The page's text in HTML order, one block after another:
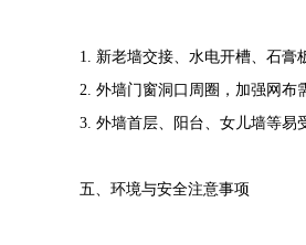
1. 新老墙交接、水电开槽、石膏
2. 外墙门窗洞口周圈，加强网布
3. 外墙首层、阳台、女儿墙等易
五、环境与安全注意事项